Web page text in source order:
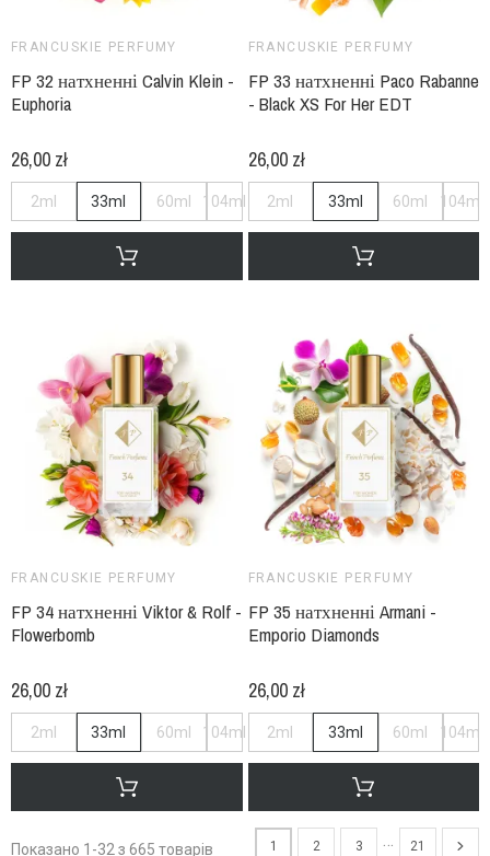
FRANCUSKIE PERFUMY
FP 32 натхненні Calvin Klein -
Euphoria
26,00 zł
2ml 33ml 60ml 104ml
FRANCUSKIE PERFUMY
FP 33 натхненні Paco Rabanne
- Black XS For Her EDT
26,00 zł
2ml 33ml 60ml 104ml
FRANCUSKIE PERFUMY
FP 34 натхненні Viktor & Rolf -
Flowerbomb
26,00 zł
2ml 33ml 60ml 104ml
FRANCUSKIE PERFUMY
FP 35 натхненні Armani -
Emporio Diamonds
26,00 zł
2ml 33ml 60ml 104ml
Показано 1-32 з 665 товарів 1 2 3 … 21